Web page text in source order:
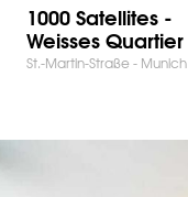
1000 Satellites -
Weisses Quartier
St.-Martin-Straße - Munich